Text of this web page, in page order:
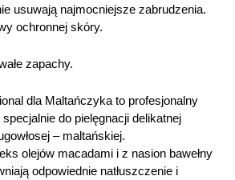
usuwają najmocniejsze zabrudzenia.
ochronnej skóry.
zapachy.
dla Maltańczyka to profesjonalny
do pielęgnacji delikatnej
– maltańskiej.
olejów macadami i z nasion bawełny
odpowiednie natłuszczenie i